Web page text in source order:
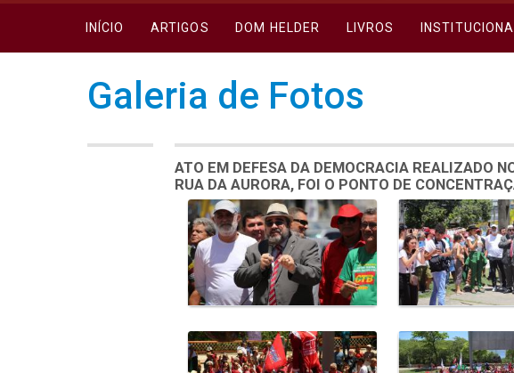
INÍCIO ARTIGOS DOM HELDER LIVROS
Galeria de Fotos
ATO EM DEFESA DA DEMOCRACIA REALIZADO
RUA DA AURORA, FOI O PONTO DE
Galeria de Mídias